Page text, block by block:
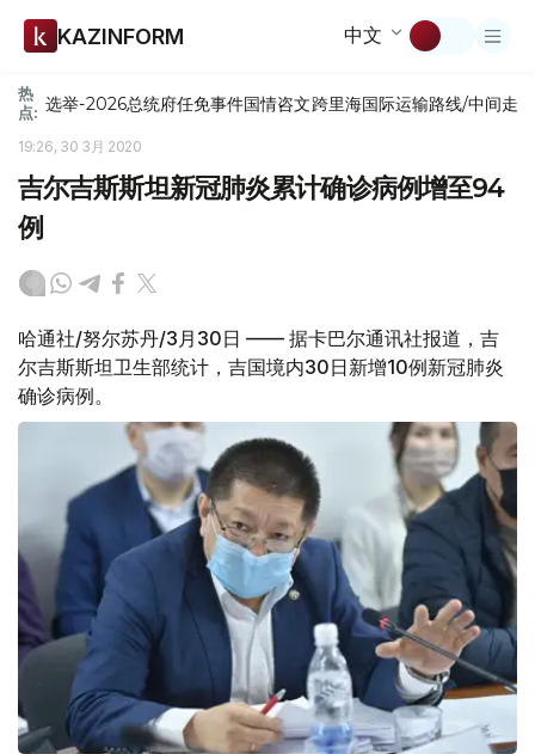
KAZINFORM 中文
热
点: 选举-2026总统府任免事件国情咨文跨里海国际运输路线/中间走廊
19:26, 30 3月 2020
吉尔吉斯斯坦新冠肺炎累计确诊病例增至94
例
哈通社/努尔苏丹/3月30日 —— 据卡巴尔通讯社报道，吉
尔吉斯斯坦卫生部统计，吉国境内30日新增10例新冠肺炎
确诊病例。